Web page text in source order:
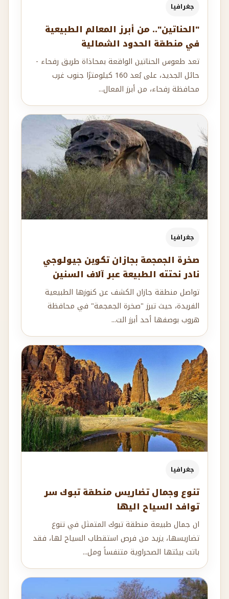
جغرافيا
"الحناتين".. من أبرز المعالم الطبيعية
في منطقة الحدود الشمالية
تعد طعوس الحناتين الواقعة بمحاذاة طريق رفحاء -
حائل الجديد، على بُعد 160 كيلومترًا جنوب غرب
محافظة رفحاء، من أبرز المعال...
جغرافيا
صخرة الجمجمة بجازان تكوين جيولوجي
نادر نحتته الطبيعة عبر آلاف السنين
تواصل منطقة جازان الكشف عن كنوزها الطبيعية
الفريدة، حيث تبرز "صخرة الجمجمة" في محافظة
هروب بوصفها أحد أبرز الت...
جغرافيا
تنوع وجمال تضاريس منطقة تبوك سر
توافد السياح اليها
ان جمال طبيعة منطقة تبوك المتمثل في تنوع
تضاريسها، يزيد من فرص استقطاب السياح لها، فقد
باتت بيئتها الصحراوية متنفساً ومل...